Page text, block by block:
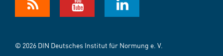
© 2026 DIN Deutsches Institut für Normung e. V.